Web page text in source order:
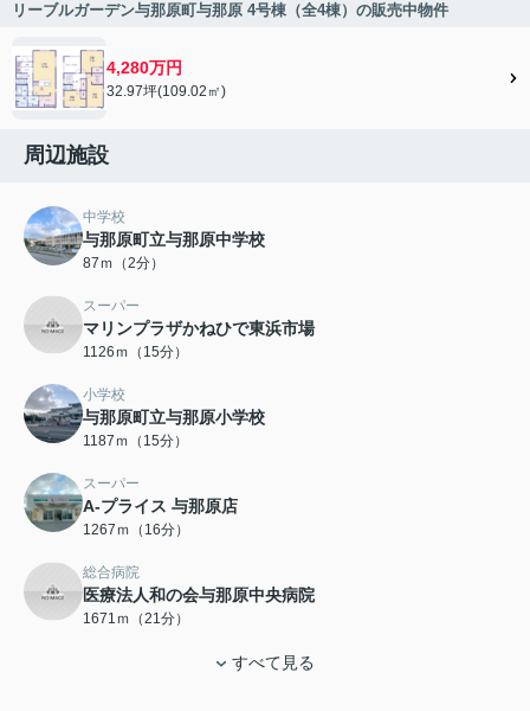
リーブルガーデン与那原町与那原 4号棟（全4棟）の販売中物件
4,280万円
32.97坪(109.02㎡)
周辺施設
中学校
与那原町立与那原中学校
87ｍ（2分）
スーパー
マリンプラザかねひで東浜市場
1126ｍ（15分）
小学校
与那原町立与那原小学校
1187ｍ（15分）
スーパー
A-プライス 与那原店
1267ｍ（16分）
総合病院
医療法人和の会与那原中央病院
1671ｍ（21分）
すべて見る